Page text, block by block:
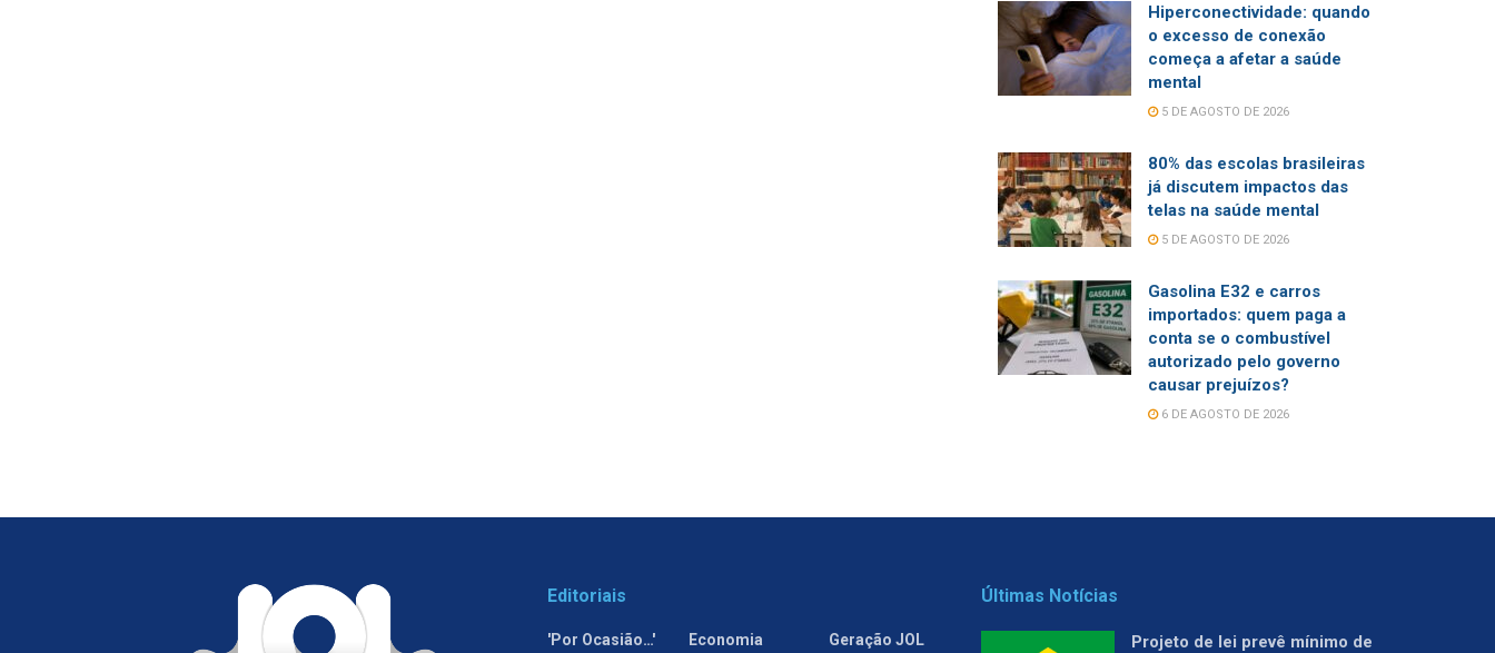
Hiperconectividade: quando
o excesso de conexão
começa a afetar a saúde
mental
5 DE AGOSTO DE 2026
80% das escolas brasileiras
já discutem impactos das
telas na saúde mental
5 DE AGOSTO DE 2026
Gasolina E32 e carros
importados: quem paga a
conta se o combustível
autorizado pelo governo
causar prejuízos?
6 DE AGOSTO DE 2026
Editoriais
'Por Ocasião…'
Economia
Geração JOL
Últimas Notícias
Projeto de lei prevê mínimo de